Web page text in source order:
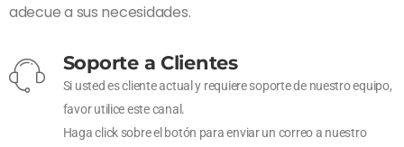
adecue a sus necesidades.
Soporte a Clientes
Si usted es cliente actual y requiere soporte de nuestro equipo,
favor utilice este canal.
Haga click sobre el botón para enviar un correo a nuestro